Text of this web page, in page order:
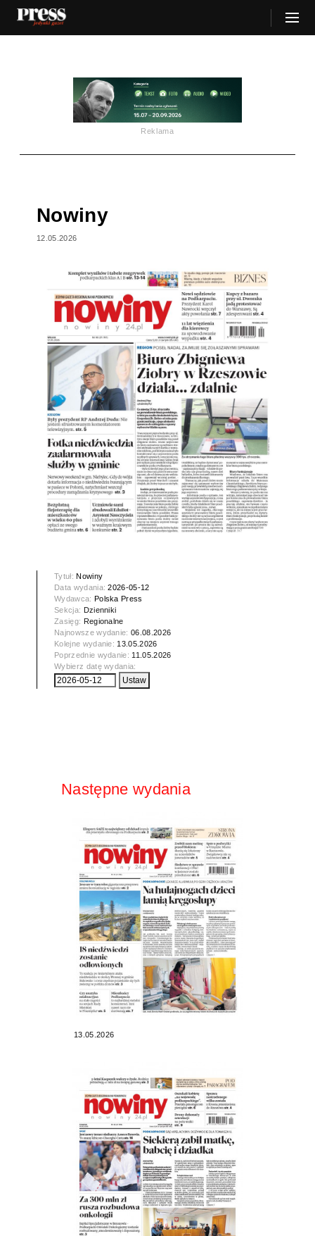
Reklama
Nowiny
12.05.2026
Tytuł: Nowiny
Data wydania:2026-05-12
Wydawca: Polska Press
Sekcja: Dzienniki
Zasięg: Regionalne
Najnowsze wydanie:06.08.2026
Kolejne wydanie: 13.05.2026
Poprzednie wydanie: 11.05.2026
Wybierz datę wydania:
Następne wydania
13.05.2026